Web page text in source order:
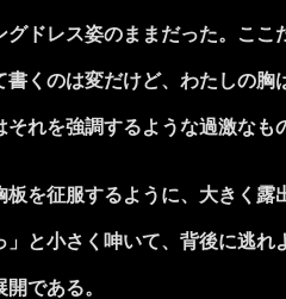
ドレス姿のままだった。ここ
くのは変だけど、わたしの胸
れを強調するような過激なも
を征服するように、大きく露
と小さく呻いて、背後に逃れ
である。